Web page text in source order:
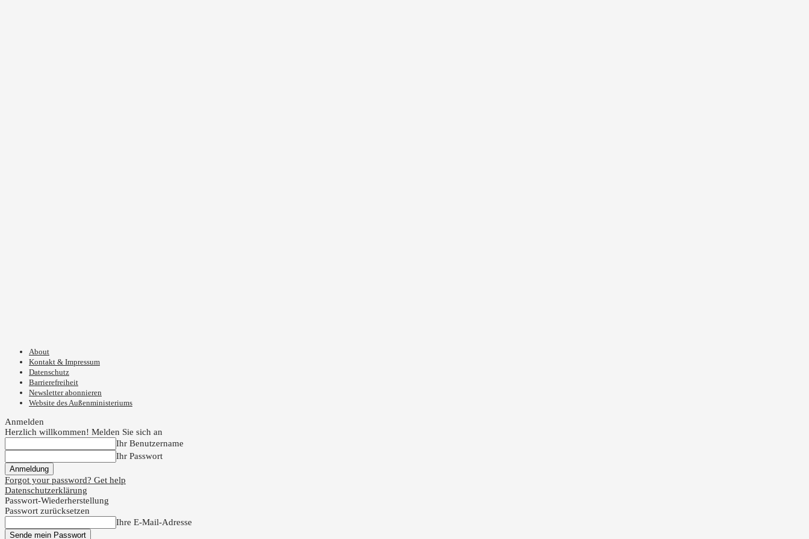
About
Kontakt & Impressum
Datenschutz
Barrierefreiheit
Newsletter abonnieren
Website des Außenministeriums
Anmelden
Herzlich willkommen! Melden Sie sich an
Ihr Benutzername
Ihr Passwort
Forgot your password? Get help
Datenschutzerklärung
Passwort-Wiederherstellung
Passwort zurücksetzen
Ihre E-Mail-Adresse